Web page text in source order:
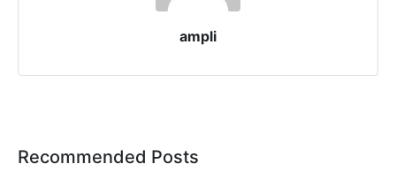
ampli
Recommended Posts